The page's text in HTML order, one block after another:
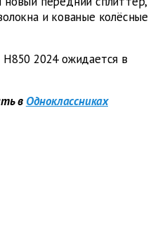
и кованые колёсные
2024 ожидается в
в Одноклассниках